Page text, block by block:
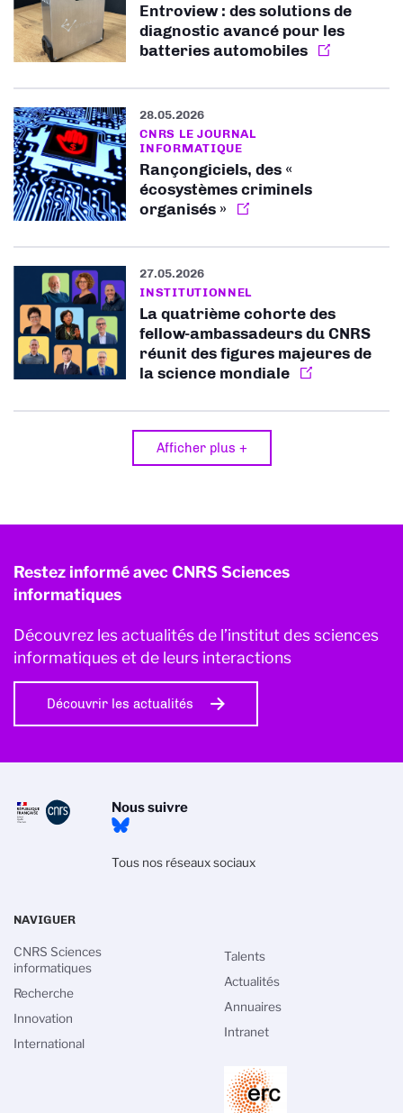
Entroview : des solutions de
diagnostic avancé pour les
batteries automobiles
28.05.2026
CNRS LE JOURNAL
INFORMATIQUE
Rançongiciels, des «
écosystèmes criminels
organisés »
27.05.2026
INSTITUTIONNEL
La quatrième cohorte des
fellow-ambassadeurs du CNRS
réunit des figures majeures de
la science mondiale
Afficher plus +
Restez informé avec CNRS Sciences
informatiques
Découvrez les actualités de l’institut des sciences
informatiques et de leurs interactions
Découvrir les actualités
Nous suivre
Tous nos réseaux sociaux
NAVIGUER
CNRS Sciences
informatiques
Recherche
Innovation
International
Talents
Actualités
Annuaires
Intranet